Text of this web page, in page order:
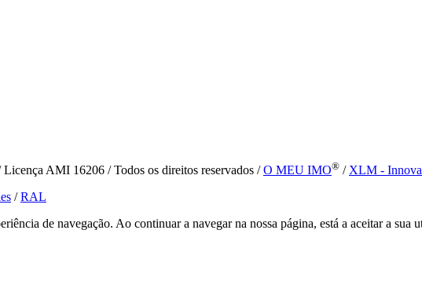
AMI 16206 / Todos os direitos reservados /O MEU IMO® / XLM -
/RAL
de navegação. Ao continuar a navegar na nossa página, está a aceitar a sua